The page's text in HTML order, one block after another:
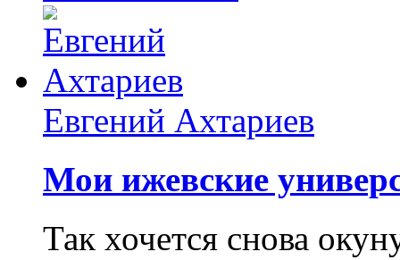
Евгений Ахтариев
Мои ижевские
Так хочется снова